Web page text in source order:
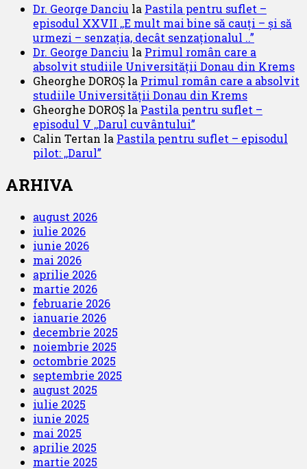
Dr. George Danciu la Pastila pentru suflet –
episodul XXVII ,,E mult mai bine să cauți – și să
urmezi – senzația, decât senzaționalul ..”
Dr. George Danciu la Primul român care a
absolvit studiile Universității Donau din Krems
Gheorghe DOROȘ la Primul român care a absolvit
studiile Universității Donau din Krems
Gheorghe DOROȘ la Pastila pentru suflet –
episodul V ,,Darul cuvântului”
Calin Tertan la Pastila pentru suflet – episodul
pilot: ,,Darul”
ARHIVA
august 2026
iulie 2026
iunie 2026
mai 2026
aprilie 2026
martie 2026
februarie 2026
ianuarie 2026
decembrie 2025
noiembrie 2025
octombrie 2025
septembrie 2025
august 2025
iulie 2025
iunie 2025
mai 2025
aprilie 2025
martie 2025